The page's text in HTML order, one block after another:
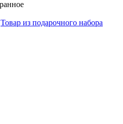
Товар из подарочного набора